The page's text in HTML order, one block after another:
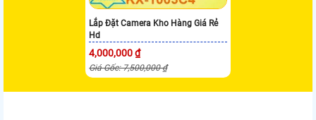
Lắp Đặt Camera Kho Hàng Giá Rẻ
Hd
4,000,000 ₫
Giá Gốc: 7,500,000 ₫